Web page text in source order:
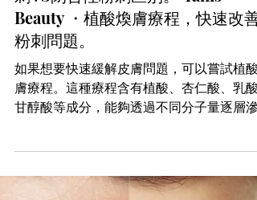
美容
經常出現粉刺是什麼原因？開放性
刺VS閉合性粉刺區別。 Yanis
Beauty ・植酸煥膚療程，快速改善
粉刺問題。
膚療程。這種療程含有植酸、杏仁酸、乳酸
至肌膚深層，專門針對暗粒、粉刺等皮膚問